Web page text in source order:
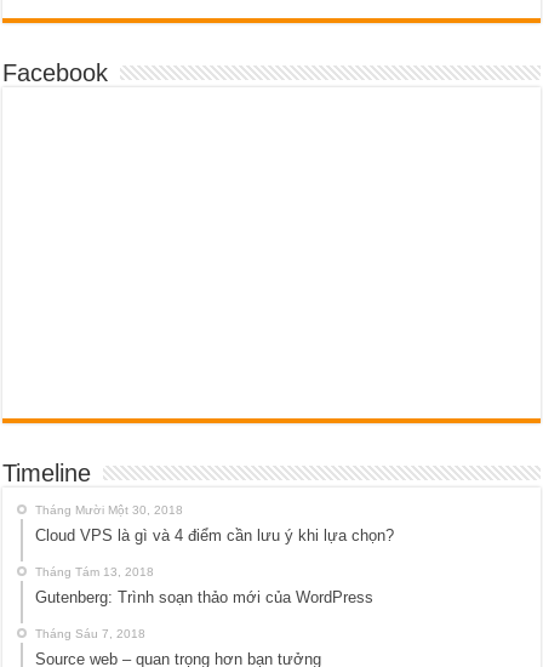
Facebook
Timeline
Tháng Mười Một 30, 2018
Cloud VPS là gì và 4 điểm cần lưu ý khi lựa chọn?
Tháng Tám 13, 2018
Gutenberg: Trình soạn thảo mới của WordPress
Tháng Sáu 7, 2018
Source web – quan trọng hơn bạn tưởng